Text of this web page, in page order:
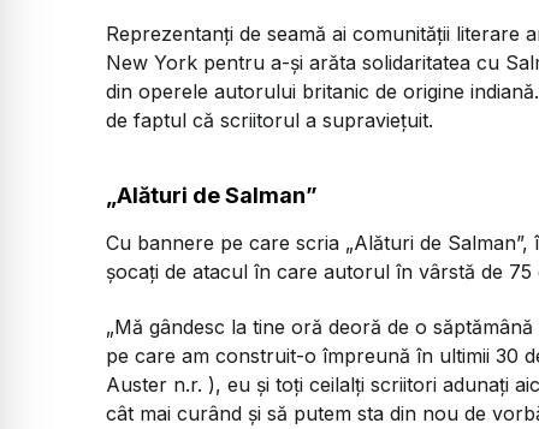
Reprezentanți de seamă ai comunității literare
New York pentru a-și arăta solidaritatea cu
din operele autorului britanic de origine
de faptul că scriitorul a supraviețuit.
„Alături de Salman”
Cu bannere pe care scria „Alături de
șocați de atacul în care autorul în vârstă de
„Mă gândesc la tine oră deoră de o
pe care am construit-o împreună în ultimii 30
Auster n.r. ), eu și toți ceilalți scriitori adunați
cât mai curând și să putem sta din nou de